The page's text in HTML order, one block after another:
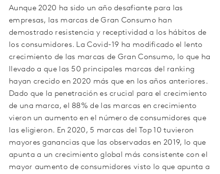
Aunque 2020 ha sido un año desafiante para las
empresas, las marcas de Gran Consumo han
demostrado resistencia y receptividad a los hábitos de
los consumidores. La Covid-19 ha modificado el lento
crecimiento de las marcas de Gran Consumo, lo que ha
llevado a que las 50 principales marcas del ranking
hayan crecido en 2020 más que en los años anteriores.
Dado que la penetración es crucial para el crecimiento
de una marca, el 88% de las marcas en crecimiento
vieron un aumento en el número de consumidores que
las eligieron. En 2020, 5 marcas del Top 10 tuvieron
mayores ganancias que las observadas en 2019, lo que
apunta a un crecimiento global más consistente con el
mayor aumento de consumidores visto lo que apunta a